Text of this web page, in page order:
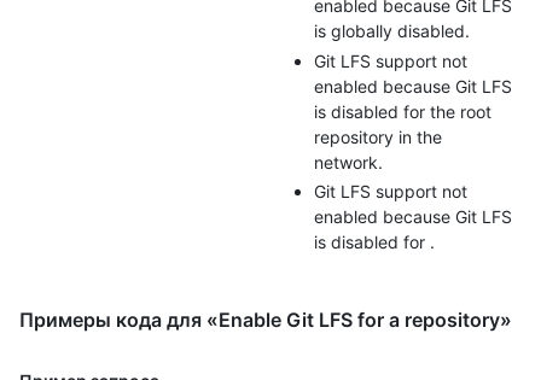
enabled because Git LFS
is globally disabled.
Git LFS support not
enabled because Git LFS
is disabled for the root
repository in the
network.
Git LFS support not
enabled because Git LFS
is disabled for .
Примеры кода для «Enable Git LFS for a repository»